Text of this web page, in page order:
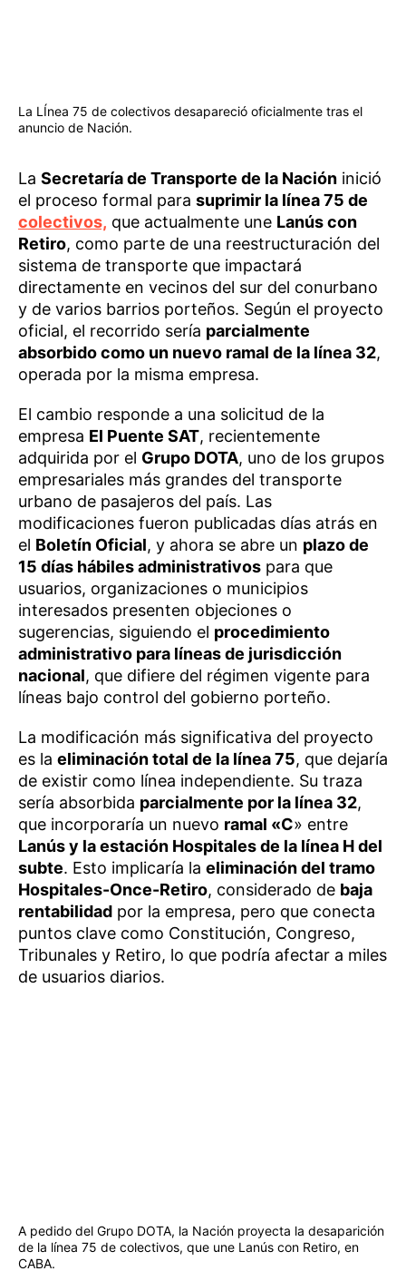
La LÍnea 75 de colectivos desapareció oficialmente tras el
anuncio de Nación.
La Secretaría de Transporte de la Nación inició
el proceso formal para suprimir la línea 75 de
colectivos, que actualmente une Lanús con
Retiro, como parte de una reestructuración del
sistema de transporte que impactará
directamente en vecinos del sur del conurbano
y de varios barrios porteños. Según el proyecto
oficial, el recorrido sería parcialmente
absorbido como un nuevo ramal de la línea 32,
operada por la misma empresa.
El cambio responde a una solicitud de la
empresa El Puente SAT, recientemente
adquirida por el Grupo DOTA, uno de los grupos
empresariales más grandes del transporte
urbano de pasajeros del país. Las
modificaciones fueron publicadas días atrás en
el Boletín Oficial, y ahora se abre un plazo de
15 días hábiles administrativos para que
usuarios, organizaciones o municipios
interesados presenten objeciones o
sugerencias, siguiendo el procedimiento
administrativo para líneas de jurisdicción
nacional, que difiere del régimen vigente para
líneas bajo control del gobierno porteño.
La modificación más significativa del proyecto
es la eliminación total de la línea 75, que dejaría
de existir como línea independiente. Su traza
sería absorbida parcialmente por la línea 32,
que incorporaría un nuevo ramal «C» entre
Lanús y la estación Hospitales de la línea H del
subte. Esto implicaría la eliminación del tramo
Hospitales-Once-Retiro, considerado de baja
rentabilidad por la empresa, pero que conecta
puntos clave como Constitución, Congreso,
Tribunales y Retiro, lo que podría afectar a miles
de usuarios diarios.
A pedido del Grupo DOTA, la Nación proyecta la desaparición
de la línea 75 de colectivos, que une Lanús con Retiro, en
CABA.